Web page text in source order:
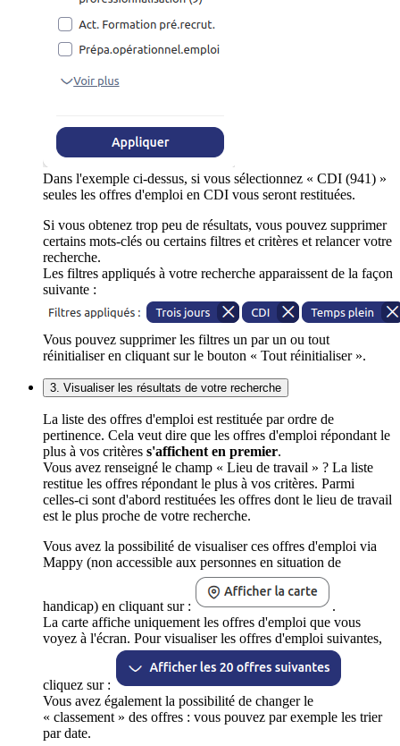
Dans l'exemple ci-dessus, si vous sélectionnez « CDI (941) »
seules les offres d'emploi en CDI vous seront restituées.
Si vous obtenez trop peu de résultats, vous pouvez supprimer
certains mots-clés ou certains filtres et critères et relancer votre
recherche.
Les filtres appliqués à votre recherche apparaissent de la façon
suivante :
Vous pouvez supprimer les filtres un par un ou tout
réinitialiser en cliquant sur le bouton « Tout réinitialiser ».
3. Visualiser les résultats de votre recherche
La liste des offres d'emploi est restituée par ordre de
pertinence. Cela veut dire que les offres d'emploi répondant le
plus à vos critères s'affichent en premier.
Vous avez renseigné le champ « Lieu de travail » ? La liste
restitue les offres répondant le plus à vos critères. Parmi
celles-ci sont d'abord restituées les offres dont le lieu de travail
est le plus proche de votre recherche.
Vous avez la possibilité de visualiser ces offres d'emploi via
Mappy (non accessible aux personnes en situation de
handicap) en cliquant sur :
.
La carte affiche uniquement les offres d'emploi que vous
voyez à l'écran. Pour visualiser les offres d'emploi suivantes,
cliquez sur :
Vous avez également la possibilité de changer le
« classement » des offres : vous pouvez par exemple les trier
par date.